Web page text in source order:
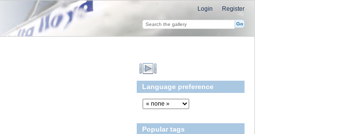
Login Register
Language preference
Popular tags